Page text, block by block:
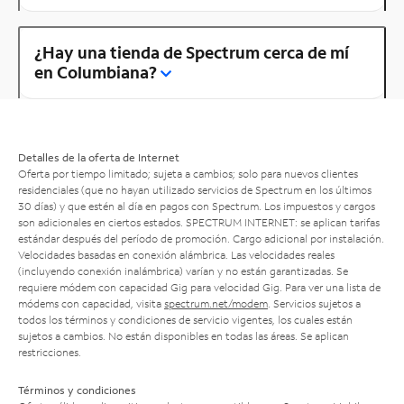
¿Hay una tienda de Spectrum cerca de mí
en Columbiana?
Detalles de la oferta de Internet
Oferta por tiempo limitado; sujeta a cambios; solo para nuevos clientes
residenciales (que no hayan utilizado servicios de Spectrum en los últimos
30 días) y que estén al día en pagos con Spectrum. Los impuestos y cargos
son adicionales en ciertos estados. SPECTRUM INTERNET: se aplican tarifas
estándar después del período de promoción. Cargo adicional por instalación.
Velocidades basadas en conexión alámbrica. Las velocidades reales
(incluyendo conexión inalámbrica) varían y no están garantizadas. Se
requiere módem con capacidad Gig para velocidad Gig. Para ver una lista de
módems con capacidad, visita spectrum.net/modem . Servicios sujetos a
todos los términos y condiciones de servicio vigentes, los cuales están
sujetos a cambios. No están disponibles en todas las áreas. Se aplican
restricciones.
Términos y condiciones